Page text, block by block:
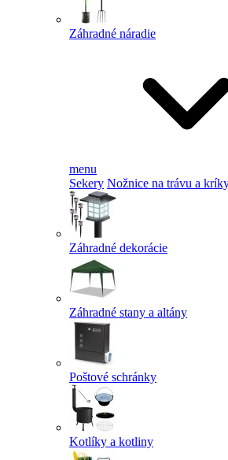
Záhradné náradie
menu
Sekery Nožnice na trávu a
Záhradné dekorácie
Záhradné stany a altány
Poštové schránky
Kotlíky a kotliny